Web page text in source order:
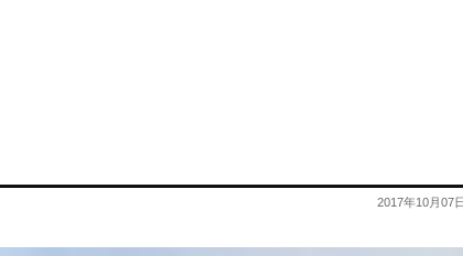
2017年10月07